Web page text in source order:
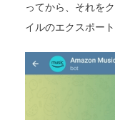
ってから、それを
イルのエクスポー